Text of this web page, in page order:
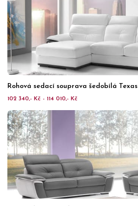
Rohová sedací souprava šedobílá Texas
102 340,- Kč - 114 010,- Kč